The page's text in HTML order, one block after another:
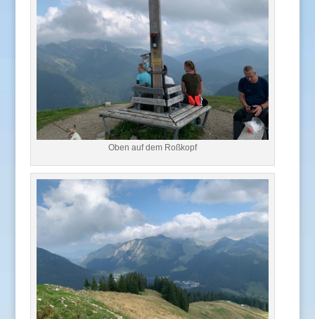
Oben auf dem Roßkopf